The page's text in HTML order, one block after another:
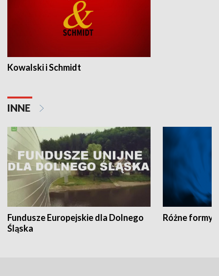
Kowalski i Schmidt
INNE
Fundusze Europejskie dla Dolnego
Śląska
Różne formy